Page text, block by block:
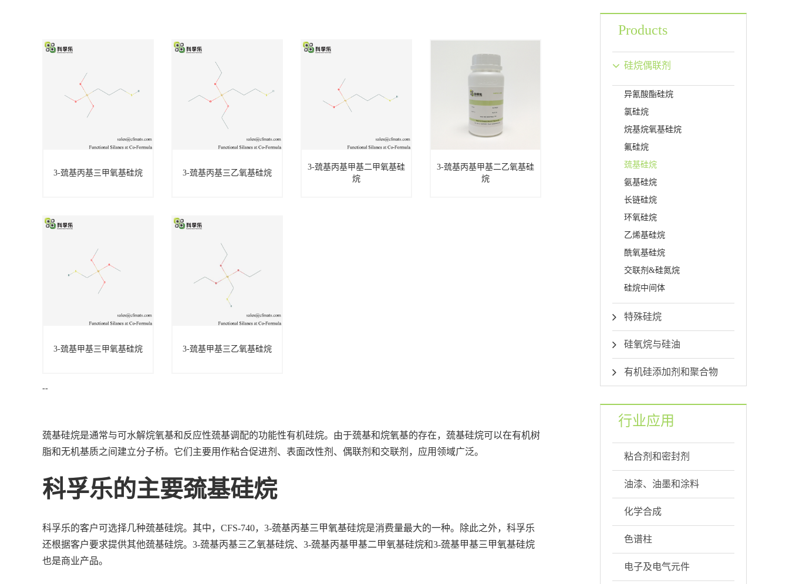
3-巯基丙基三甲氧基硅烷 3-巯基丙基三乙氧基硅烷
3-巯基丙基甲基二甲氧基硅
烷
3-巯基丙基甲基二乙氧基硅
烷
3-巯基甲基三甲氧基硅烷 3-巯基甲基三乙氧基硅烷
--
巯基硅烷是通常与可水解烷氧基和反应性巯基调配的功能性有机硅烷。由于巯基和烷氧基的存在，巯基硅烷可以在有机树
脂和无机基质之间建立分子桥。它们主要用作粘合促进剂、表面改性剂、偶联剂和交联剂，应用领域广泛。
科孚乐的主要巯基硅烷
科孚乐的客户可选择几种巯基硅烷。其中，CFS-740，3-巯基丙基三甲氧基硅烷是消费量最大的一种。除此之外，科孚乐
还根据客户要求提供其他巯基硅烷。3-巯基丙基三乙氧基硅烷、3-巯基丙基甲基二甲氧基硅烷和3-巯基甲基三甲氧基硅烷
也是商业产品。
Products
硅烷偶联剂
异氰酸酯硅烷
氯硅烷
烷基烷氧基硅烷
氟硅烷
巯基硅烷
氨基硅烷
长链硅烷
环氧硅烷
乙烯基硅烷
酰氧基硅烷
交联剂&硅氮烷
硅烷中间体
特殊硅烷
硅氧烷与硅油
有机硅添加剂和聚合物
行业应用
粘合剂和密封剂
油漆、油墨和涂料
化学合成
色谱柱
电子及电气元件